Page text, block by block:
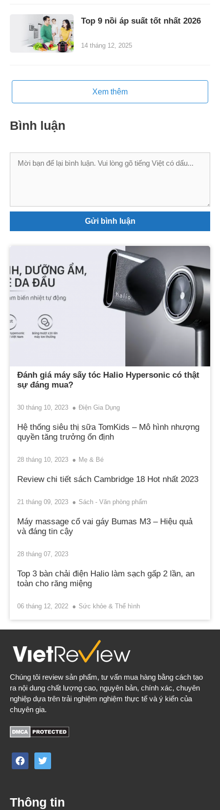
Top 9 nồi áp suất tốt nhất 2026
14 tháng 12, 2025
Xem thêm
Bình luận
Bình
Đánh giá máy sấy tóc Halio Hypersonic có thật
sự đáng mua?
30 tháng 10, 2023 Điện Gia Dụng
Hệ thống siêu thị sữa TomKids – Mô hình nhượng
quyền tăng trưởng ổn định
28 tháng 10, 2023 Mẹ & Bé
Review chi tiết sách Cambridge 18 Hot nhất 2023
21 tháng 09, 2023 Sách - Văn phòng phẩm
Máy massage cổ vai gáy Bumas M3 – Hiệu quả
và đáng tin cậy
28 tháng 07, 2023
Top 3 bàn chải điện Halio làm sạch gấp 2 lần, an
toàn cho răng miệng
06 tháng 12, 2022 Sức khỏe & Thể hình
Chúng tôi review sản phẩm, tư vấn mua hàng bằng cách tạo
ra nội dung chất lượng cao, nguyên bản, chính xác, chuyên
nghiệp dựa trên trải nghiệm nghiệm thực tế và ý kiến của
chuyên gia.
facebooktwitter
Thông tin